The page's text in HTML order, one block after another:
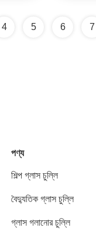
4 5 6 7
পণ্য
শিল্প গ্লাস চুল্লি
বৈদ্যুতিক গ্লাস চুল্লি
গ্লাস গলানোর চুল্লি